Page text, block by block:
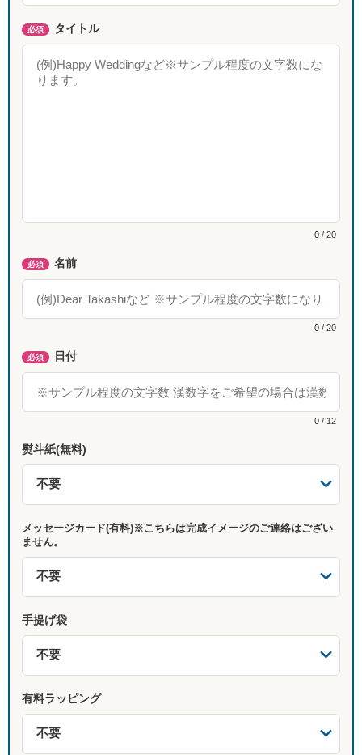
必須 タイトル
0 / 20
必須 名前
0 / 20
必須 日付
0 / 12
熨斗紙(無料)
メッセージカード(有料)※こちらは完成イメージのご連絡はござい
ません。
手提げ袋
有料ラッピング